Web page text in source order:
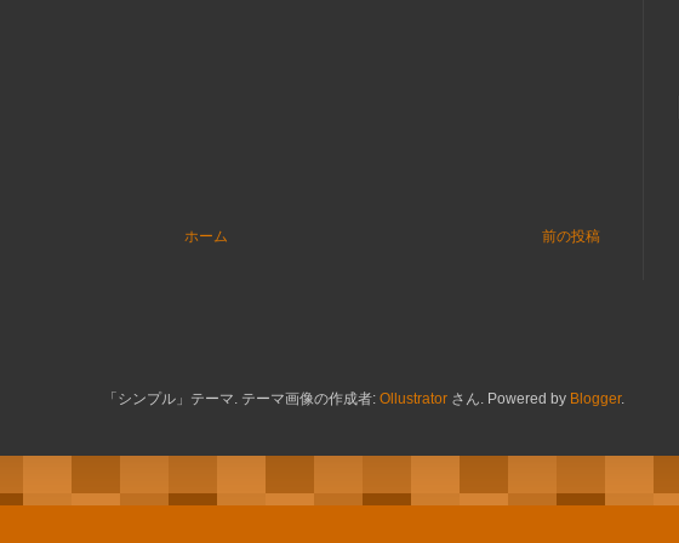
前の投稿
ホーム
「シンプル」テーマ. テーマ画像の作成者: Ollustrator さん. Powered by Blogger.